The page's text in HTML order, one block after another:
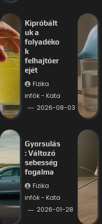
Kipróbált
uk a
folyadéko
k
felhajtóer
ejét
Fizika
infók - Kata
2026-08-03
Gyorsulás
: Változó
sebesség
fogalma
Fizika
infók - Kata
2026-01-28